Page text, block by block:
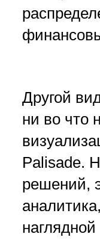
Другой
ни во что
Palisade.
решений,